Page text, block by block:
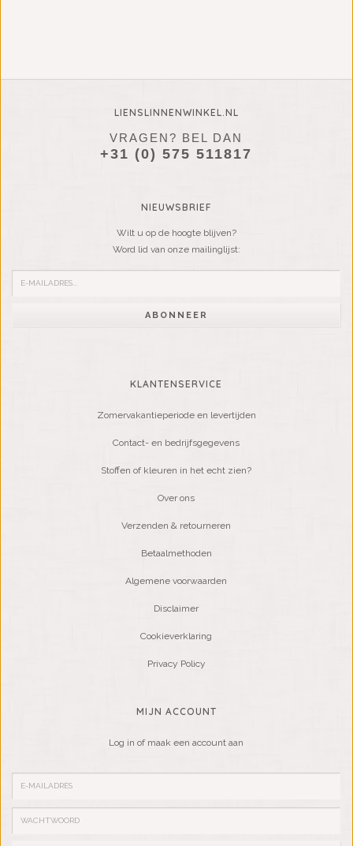
LIENSLINNENWINKEL.NL
VRAGEN? BEL DAN
+31 (0) 575 511817
NIEUWSBRIEF
Wilt u op de hoogte blijven?
Word lid van onze mailinglijst:
ABONNEER
KLANTENSERVICE
Zomervakantieperiode en levertijden
Contact- en bedrijfsgegevens
Stoffen of kleuren in het echt zien?
Over ons
Verzenden & retourneren
Betaalmethoden
Algemene voorwaarden
Disclaimer
Cookieverklaring
Privacy Policy
MIJN ACCOUNT
Log in of maak een account aan